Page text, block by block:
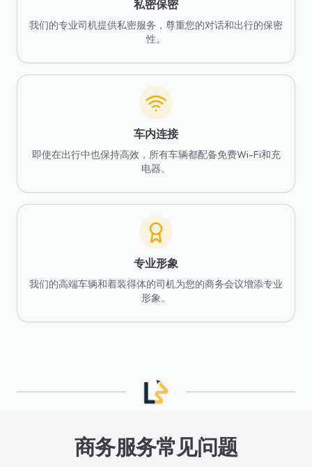
私密保密
我们的专业司机提供私密服务，尊重您的对话和出行的保密
性。
车内连接
即使在出行中也保持高效，所有车辆都配备免费Wi-Fi和充
电器。
专业形象
我们的高端车辆和着装得体的司机为您的商务会议增添专业
形象。
商务服务常见问题